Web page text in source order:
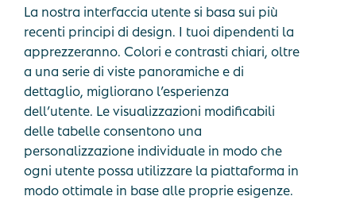
La nostra interfaccia utente si basa sui più
recenti principi di design. I tuoi dipendenti la
apprezzeranno. Colori e contrasti chiari, oltre
a una serie di viste panoramiche e di
dettaglio, migliorano l’esperienza
dell’utente. Le visualizzazioni modificabili
delle tabelle consentono una
personalizzazione individuale in modo che
ogni utente possa utilizzare la piattaforma in
modo ottimale in base alle proprie esigenze.